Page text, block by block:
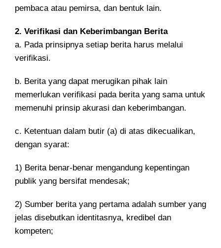
pembaca atau pemirsa, dan bentuk lain.
2. Verifikasi dan Keberimbangan Berita
a. Pada prinsipnya setiap berita harus melalui
verifikasi.
b. Berita yang dapat merugikan pihak lain
memerlukan verifikasi pada berita yang sama untuk
memenuhi prinsip akurasi dan keberimbangan.
c. Ketentuan dalam butir (a) di atas dikecualikan,
dengan syarat:
1) Berita benar-benar mengandung kepentingan
publik yang bersifat mendesak;
2) Sumber berita yang pertama adalah sumber yang
jelas disebutkan identitasnya, kredibel dan
kompeten;